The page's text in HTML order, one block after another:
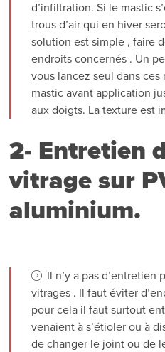
d’infiltration. Si le mastic
trous d’air qui en hiver
solution est simple , faire
endroits concernés . Un
vous lancez seul dans
mastic avant application
aux doigts. La texture est
2- Entretien
vitrage sur
aluminium.
Il n’y a pas
vitrages . Il faut éviter
pour cela il faut surtout
venaient à s’étioler ou à
de changer le joint ou de